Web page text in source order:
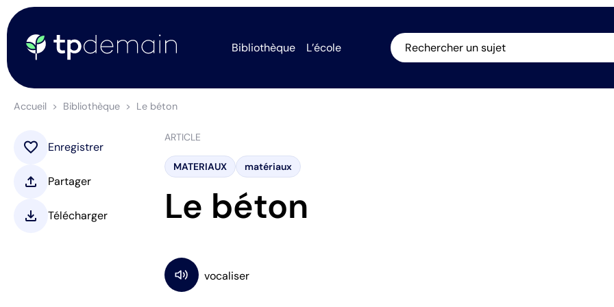
Bibliothèque L’école Rechercher un sujet
Accueil Bibliothèque Le béton
ARTICLE
MATERIAUX matériaux
Le béton
favorite Enregistrer
upload Partager
download Télécharger